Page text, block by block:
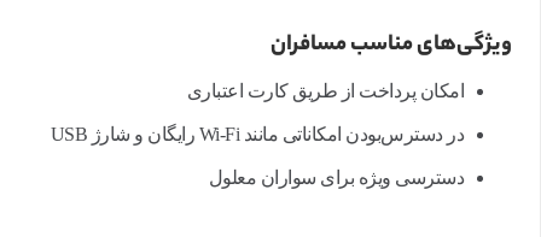
ویژگی‌های مناسب مسافران
امکان پرداخت از طریق کارت اعتباری
در دسترس‌بودن امکاناتی مانند Wi-Fi رایگان و شارژ USB
دسترسی ویژه برای سواران معلول